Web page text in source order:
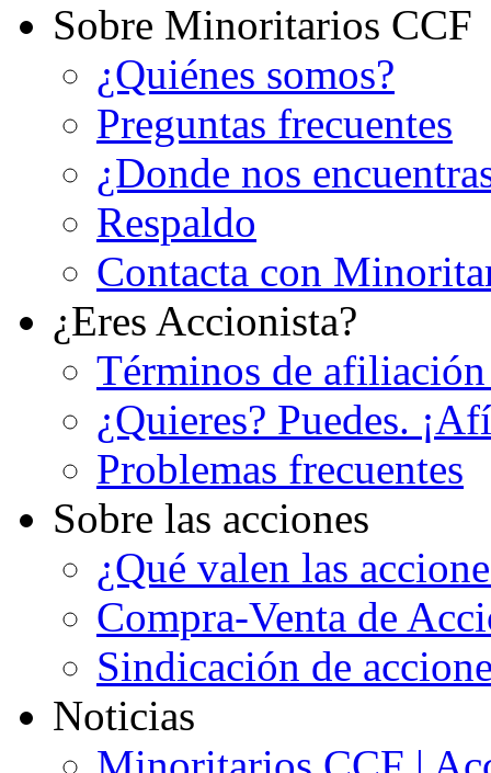
Sobre Minoritarios CCF
¿Quiénes somos?
Preguntas frecuentes
¿Donde nos
Respaldo
Contacta con
¿Eres Accionista?
Términos de
¿Quieres? Puedes.
Problemas frecuentes
Sobre las acciones
¿Qué valen las
Compra-Venta de
Sindicación de
Noticias